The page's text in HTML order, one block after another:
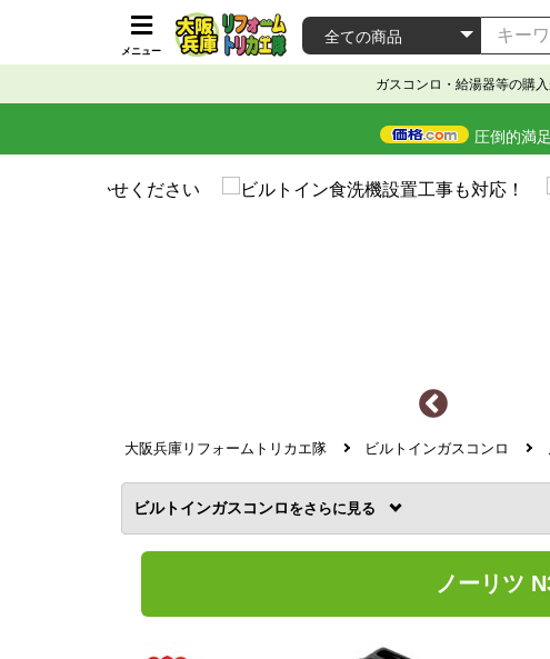
メニュー
ガスコンロ・給湯器等の購
圧倒的満
大阪兵庫リフォームトリカエ隊 ビルトインガスコンロ
ビルトインガスコンロ を
ノーリツ